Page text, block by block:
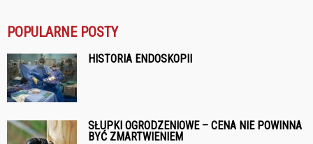
POPULARNE POSTY
HISTORIA ENDOSKOPII
SŁUPKI OGRODZENIOWE – CENA NIE POWINNA
BYĆ ZMARTWIENIEM